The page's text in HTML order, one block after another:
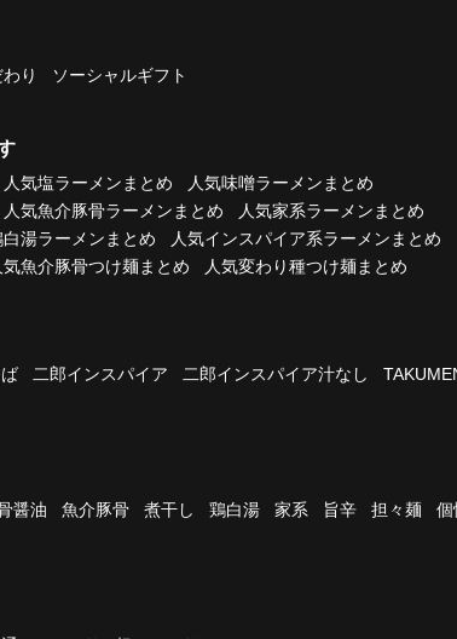
り ソーシャルギフト
人気塩ラーメンまとめ
人気味噌ラーメンまとめ
人気魚介豚骨ラーメンまとめ
人気家系ラーメンまとめ
白湯ラーメンまとめ
人気インスパイア系ラーメンまとめ
気魚介豚骨つけ麺まとめ 人気変わり種つけ麺まとめ
二郎インスパイア 二郎インスパイア汁なし
醤油 魚介豚骨 煮干し 鶏白湯 家系 旨辛 担々麺
個